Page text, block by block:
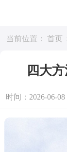
当前位置： 首页
四大
时间：2026-06-08